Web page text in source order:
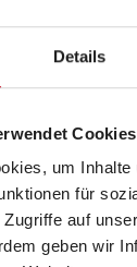
Details
Cookies
um Inhalte
für
auf
geben wir